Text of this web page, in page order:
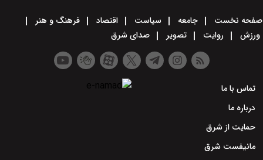
صفحه نخست جامعه سیاست اقتصاد
فرهنگ و هنر
ورزش
روایت تصویر صدای شرق
تماس با ما
درباره ما
حمایت از شرق
مانیفست شرق